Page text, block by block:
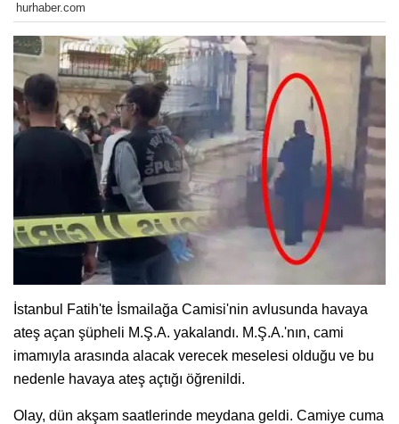
hurhaber.com
İstanbul Fatih'te İsmailağa Camisi'nin avlusunda havaya
ateş açan şüpheli M.Ş.A. yakalandı. M.Ş.A.'nın, cami
imamıyla arasında alacak verecek meselesi olduğu ve bu
nedenle havaya ateş açtığı öğrenildi.
Olay, dün akşam saatlerinde meydana geldi. Camiye cuma